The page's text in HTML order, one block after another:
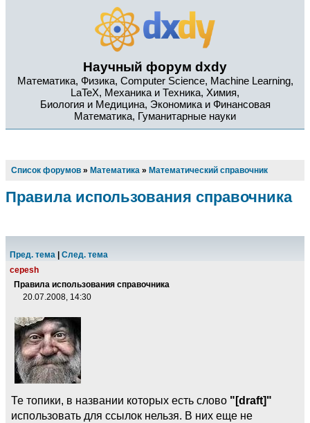
Научный форум dxdy
Математика, Физика, Computer Science, Machine Learning,
LaTeX, Механика и Техника, Химия,
Биология и Медицина, Экономика и Финансовая
Математика, Гуманитарные науки
Список форумов » Математика » Математический справочник
Правила использования справочника
Пред. тема
След. тема
cepesh
Правила использования справочника
20.07.2008, 14:30
Те топики, в названии которых есть слово "[draft]"
использовать для ссылок нельзя. В них еще не